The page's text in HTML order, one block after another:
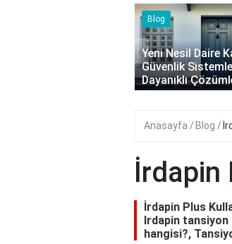
Blog
Yeni Nesil Daire
Güvenlik
Dayanıklı
‹
Anasayfa Blog
İrdapin
İrdapin Plus
Irdapin
hangisi?,